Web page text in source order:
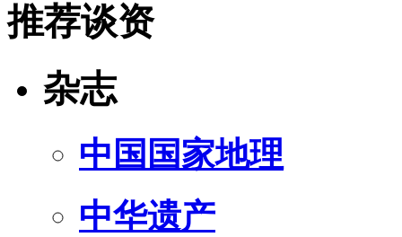
推荐谈资
杂志
中国国家地理
中华遗产